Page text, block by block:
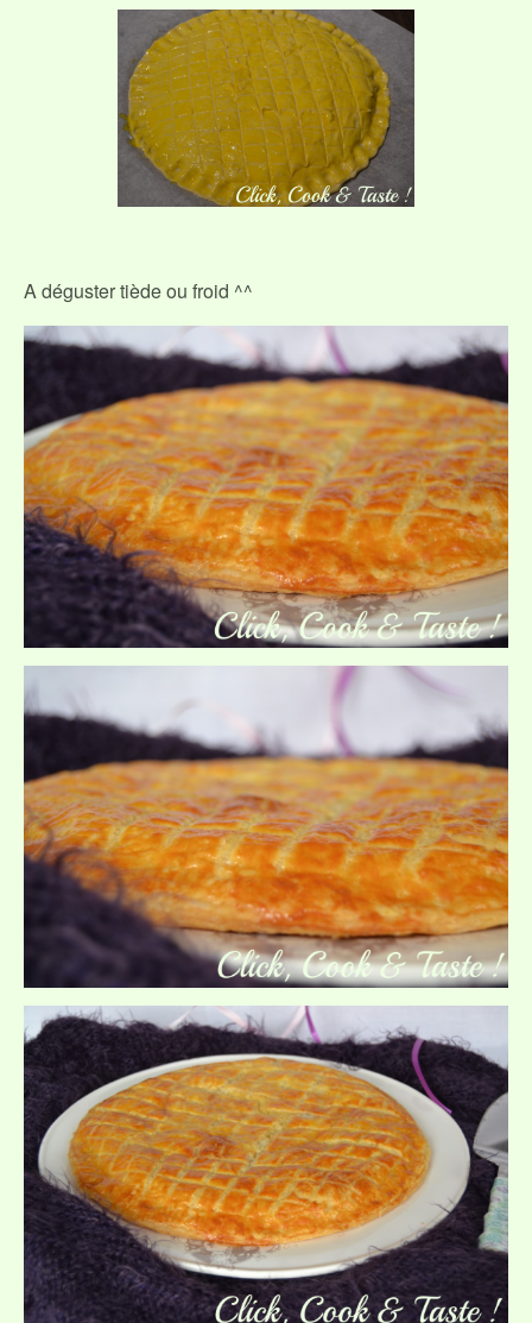
A déguster tiède ou froid ^^